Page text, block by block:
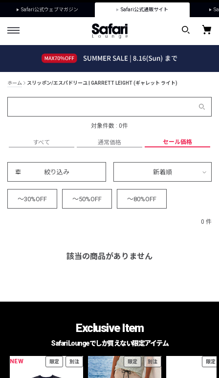
Safari公式ウェブマガジン Safari公式通販サイト
ホーム スリッポン/エスパドリーユ | GARRETT LEIGHT (ギャレット ライト)
対象件数 : 0件
すべて 通常価格 セール価格
絞り込み 新着順
～30%OFF ～50%OFF ～80%OFF
0 件
該当の商品がありません
Exclusive Item
Safari Loungeでしか買えない限定アイテム
NEW 限定 別注 限定 別注 限定